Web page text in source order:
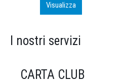
Visualizza
I nostri servizi
CARTA CLUB